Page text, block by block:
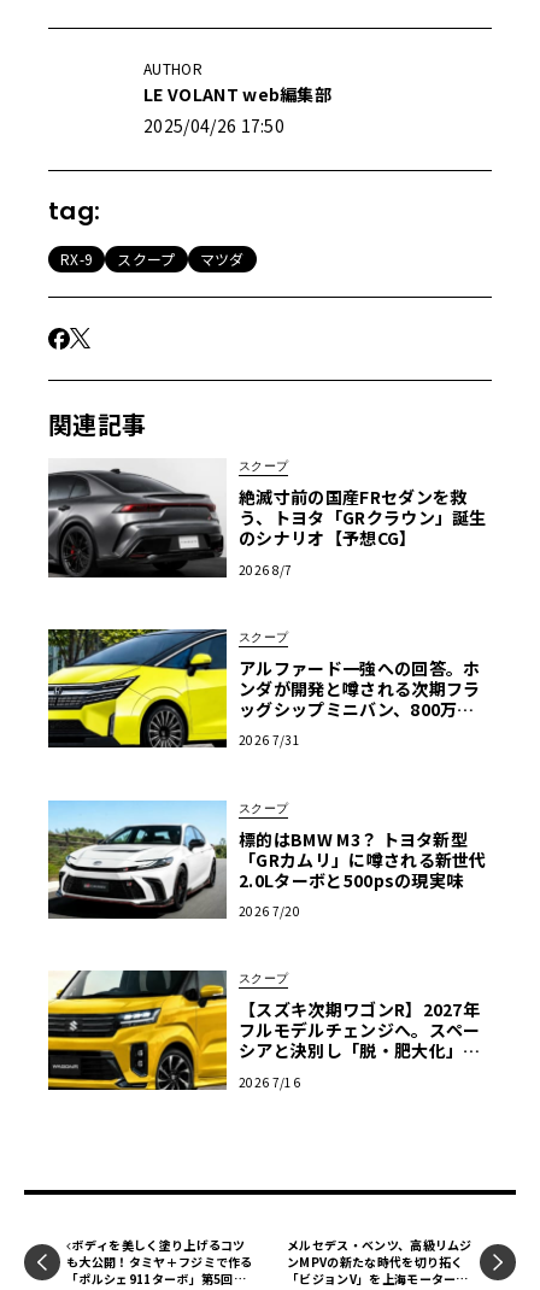
AUTHOR
LE VOLANT web編集部
2025/04/26 17:50
tag:
RX-9 スクープ マツダ
関連記事
スクープ
絶滅寸前の国産FRセダンを救
う、トヨタ「GRクラウン」誕生
のシナリオ【予想CG】
2026 8/7
スクープ
アルファード一強への回答。ホ
ンダが開発と噂される次期フラ
ッグシップミニバン、800万円
2026 7/31
スクープ
標的はBMW M3？ トヨタ新型
「GRカムリ」に噂される新世代
2.0Lターボと500psの現実味
2026 7/20
スクープ
【スズキ次期ワゴンR】2027年
フルモデルチェンジへ。スペー
シアと決別し「脱・肥大化」で
2026 7/16
ボディを美しく塗り上げるコツ
も大公開！タミヤ＋フジミで作る
「ポルシェ911ターボ」第5回
メルセデス・ベンツ、高級リムジ
ンMPVの新たな時代を切り拓く
「ビジョンV」を上海モーターシ